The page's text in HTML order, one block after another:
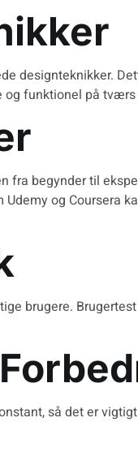
designteknikker.
funktionel på
begynder til
og Coursera
brugere.
så det er